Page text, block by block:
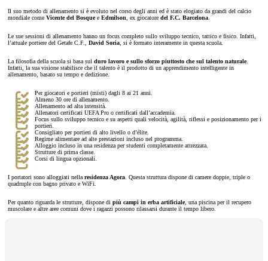
Il suo metodo di allenamento si è evoluto nel corso degli anni ed è stato elogiato da grandi del calcio
mondiale come Vicente del Bosquee Edmilson , ex giocatore del F.C. Barcelona
Le sue sessioni di allenamento hanno un focus completo sullo sviluppo tecnico, tattico e fisico. Infatti,
l’attuale portiere del Getafe C.F., David Soria , si è formato interamente in questa scuola.
La filosofia della scuola si basa sul duro lavoro e sullo sforzo piuttosto che sul talento naturale.
Infatti, la sua visione stabilisce che il talento è il prodotto di un apprendimento intelligente in
allenamento, basato su tempo e dedizione.
Per giocatori e portieri (misti) dagli 8 ai 21 anni.
Almeno 30 ore di allenamento.
Allenamento ad alta intensità.
Allenatori certificati UEFA Pro o certificati dall’accademia.
Focus sullo sviluppo tecnico e su aspetti quali velocità, agilità, riflessi e posizionamento per i
portieri.
Consigliato per portieri di alto livello o d’élite.
Regime alimentare ad alte prestazioni incluso nel programma.
Alloggio incluso in una residenza per studenti completamente attrezzata.
Strutture di prima classe.
Corsi di lingua opzionali.
I portatori sono alloggiati nella residenza Agora . Questa struttura dispone di camere doppie, triple o
quadruple con bagno privato e WiFi.
Per quanto riguarda le strutture, dispone di più campi in erba artificiale, una piscina per il recupero
muscolare e altre aree comuni dove i ragazzi possono rilassarsi durante il tempo libero.